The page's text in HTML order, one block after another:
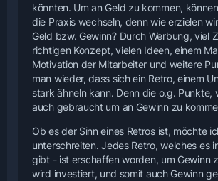
könnten. Um an Geld zu kommen,
die Praxis wechseln, denn wie erzielen
Geld bzw. Gewinn? Durch Werbung, viel
richtigen Konzept, vielen Ideen, einem
Motivation der Mitarbeiter und weitere
man wieder, dass sich ein Retro, einem
stark ähneln kann. Denn die o.g. Punkte,
auch gebraucht um an Gewinn zu
Ob es der Sinn eines Retros ist, möchte
unterschreiten. Jedes Retro, welches es
gibt - ist erschaffen worden, um Gewinn
wird investiert, und somit auch Gewinn